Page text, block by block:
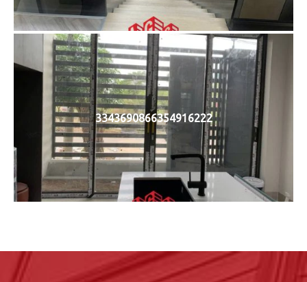
3343690866354916222